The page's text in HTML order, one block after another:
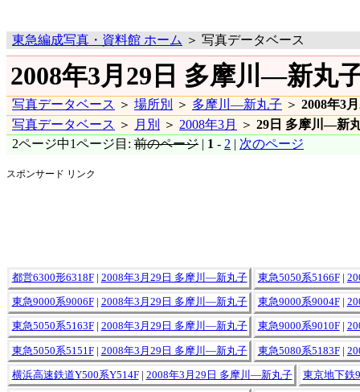
東急編成写真・資料館 ホーム ＞ 写真データベース
2008年3月29日 多摩川―新丸
写真データベース ＞ 場所別 ＞ 多摩川―新丸子 ＞ 2008年3
写真データベース ＞ 月別 ＞ 2008年3月 ＞ 29日 多摩川―新
2ページ中1ページ目: 前のページ | 1 - 2 | 次のページ
スポンサード リンク
都営6300形6318F| 2008年3月29日 多摩川―新丸子 東急5050系5166F|
東急9000系9006F| 2008年3月29日 多摩川―新丸子 東急9000系9004F|
東急5050系5163F| 2008年3月29日 多摩川―新丸子 東急9000系9010F|
東急5050系5151F| 2008年3月29日 多摩川―新丸子 東急5080系5183F|
横浜高速鉄道Y500系Y514F| 2008年3月29日 多摩川―新丸子 東京地下鉄